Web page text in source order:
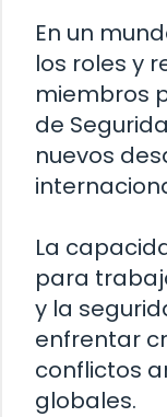
En un
los roles y
miembros
de
nuevos
La
para
y la
enfrentar
conflictos
globales.